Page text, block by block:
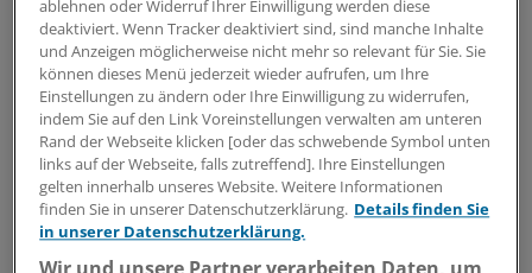
die formale Rasterung", erklärte Krombholz. So
gesehen gebe es sogar in München einige Stadtteile
mit zu wenig Hausärzten.
Das Versorgungsstrukturgesetz biete zwar einige
Ansätze für eine kleinräumigere Bedarfsplanung. Ob
es mit dem neuen Gesetz jedoch gelingen werde,
mehr Ärzte aufs Land zu schaffen, sei zweifelhaft, so
Krombholz.
ablehnen oder Widerruf Ihrer Einwilligung werden diese
deaktiviert. Wenn Tracker deaktiviert sind, sind manche Inhalte
und Anzeigen möglicherweise nicht mehr so relevant für Sie. Sie
können dieses Menü jederzeit wieder aufrufen, um Ihre
Einstellungen zu ändern oder Ihre Einwilligung zu widerrufen,
indem Sie auf den Link Voreinstellungen verwalten am unteren
Rand der Webseite klicken [oder das schwebende Symbol unten
links auf der Webseite, falls zutreffend]. Ihre Einstellungen
gelten innerhalb unseres Website. Weitere Informationen
finden Sie in unserer Datenschutzerklärung. Details finden Sie
in unserer Datenschutzerklärung.